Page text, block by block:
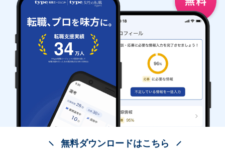
無料ダウンロードはこちら